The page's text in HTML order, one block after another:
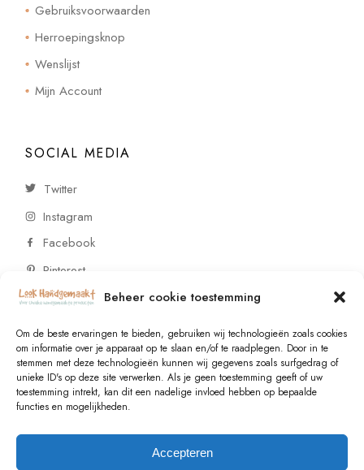
Beheer cookie toestemming
Om de beste ervaringen te bieden, gebruiken wij technologieën zoals cookies
om informatie over je apparaat op te slaan en/of te raadplegen. Door in te
stemmen met deze technologieën kunnen wij gegevens zoals surfgedrag of
unieke ID's op deze site verwerken. Als je geen toestemming geeft of uw
toestemming intrekt, kan dit een nadelige invloed hebben op bepaalde
functies en mogelijkheden.
Accepteren
Gebruiksvoorwaarden
Herroepingsknop
Wenslijst
Mijn Account
SOCIAL MEDIA
Twitter
Instagram
Facebook
Pinterest
CONTACT
Vragen of wensen? Neem contact op!
+31 (0)6 229 021 29